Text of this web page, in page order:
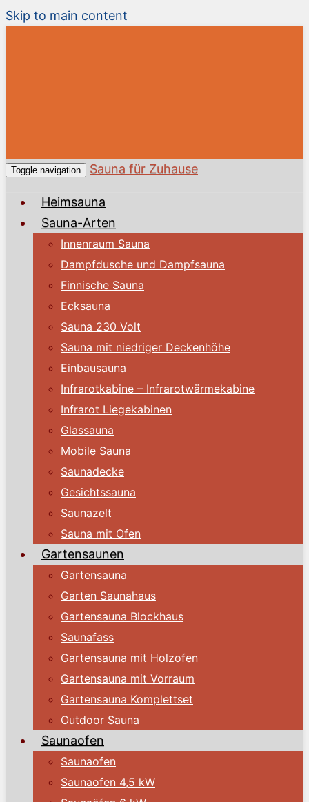
Skip to main content
Toggle navigation Sauna für Zuhause
Heimsauna
Sauna-Arten
Innenraum Sauna
Dampfdusche und Dampfsauna
Finnische Sauna
Ecksauna
Sauna 230 Volt
Sauna mit niedriger Deckenhöhe
Einbausauna
Infrarotkabine – Infrarotwärmekabine
Infrarot Liegekabinen
Glassauna
Mobile Sauna
Saunadecke
Gesichtssauna
Saunazelt
Sauna mit Ofen
Gartensaunen
Gartensauna
Garten Saunahaus
Gartensauna Blockhaus
Saunafass
Gartensauna mit Holzofen
Gartensauna mit Vorraum
Gartensauna Komplettset
Outdoor Sauna
Saunaofen
Saunaofen
Saunaofen 4,5 kW